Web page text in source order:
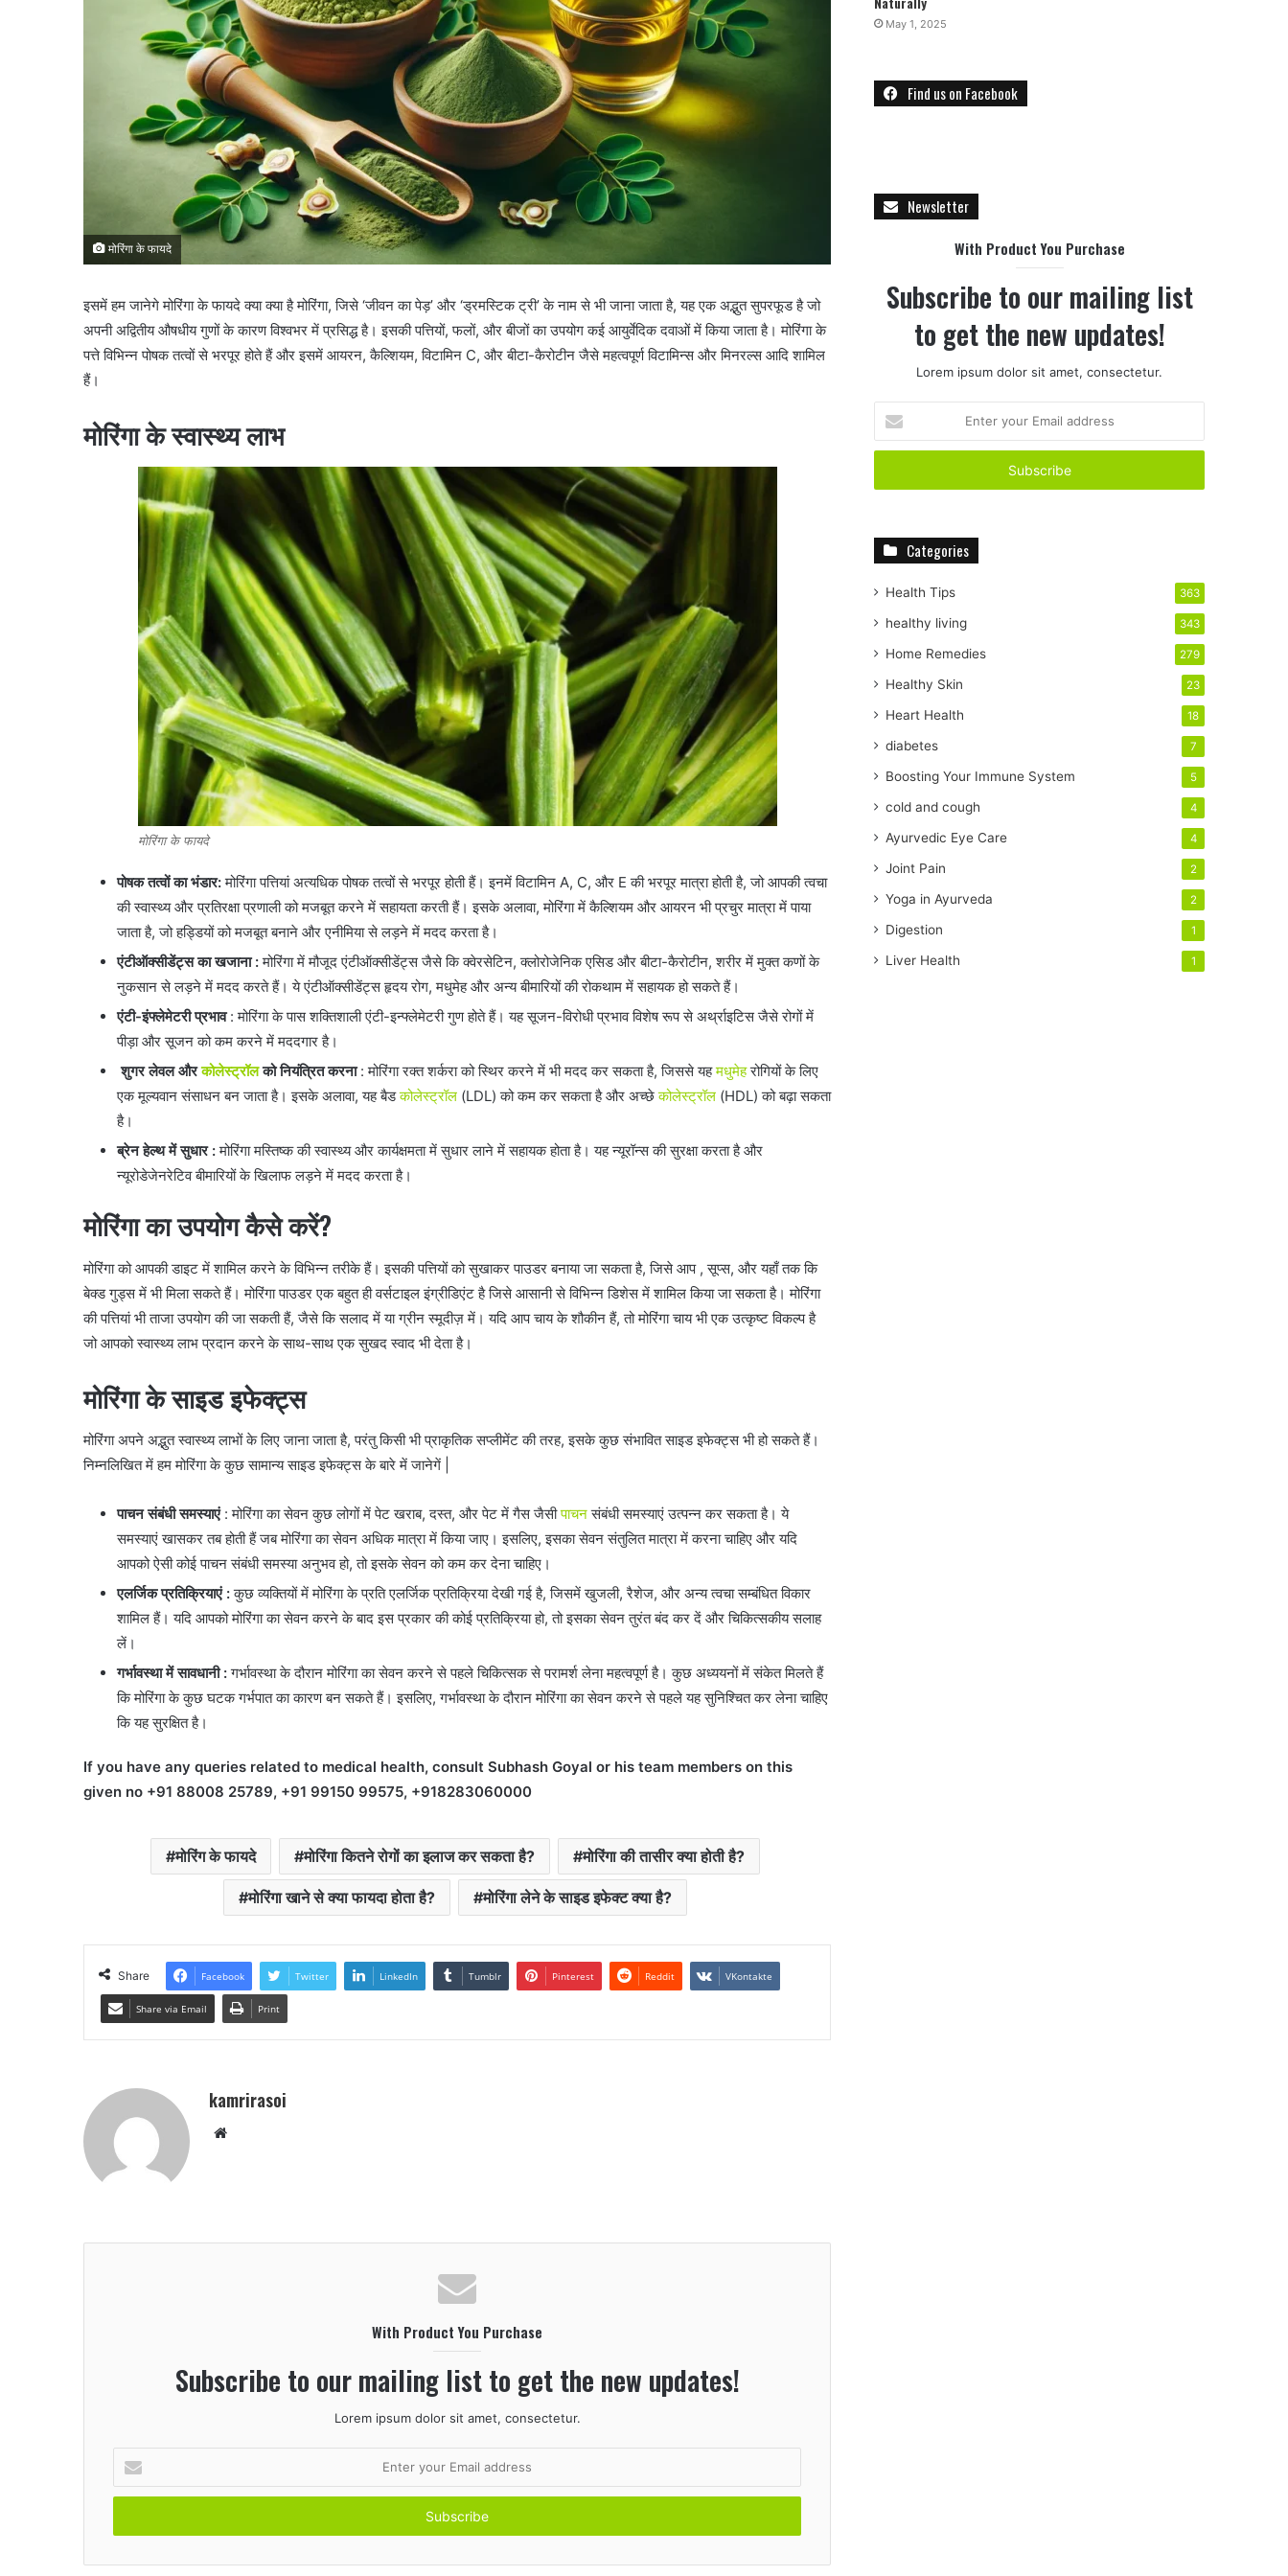
मोरिंगा के फायदे
इसमें हम जानेगे मोरिंगा के फायदे क्या क्या है मोरिंगा, जिसे ‘जीवन का पेड़’ और ‘ड्रमस्टिक ट्री’ के नाम से भी जाना जाता है, यह एक अद्भुत सुपरफूड है जो
अपनी अद्वितीय औषधीय गुणों के कारण विश्वभर में प्रसिद्ध है। इसकी पत्तियों, फलों, और बीजों का उपयोग कई आयुर्वेदिक दवाओं में किया जाता है। मोरिंगा के
पत्ते विभिन्न पोषक तत्वों से भरपूर होते हैं और इसमें आयरन, कैल्शियम, विटामिन C, और बीटा-कैरोटीन जैसे महत्वपूर्ण विटामिन्स और मिनरल्स आदि शामिल
हैं।
मोरिंगा के स्वास्थ्य लाभ
मोरिंगा के फायदे
पोषक तत्वों का भंडार:मोरिंगा पत्तियां अत्यधिक पोषक तत्वों से भरपूर होती हैं। इनमें विटामिन A, C, और E की भरपूर मात्रा होती है, जो आपकी त्वचा
की स्वास्थ्य और प्रतिरक्षा प्रणाली को मजबूत करने में सहायता करती हैं। इसके अलावा, मोरिंगा में कैल्शियम और आयरन भी प्रचुर मात्रा में पाया
जाता है, जो हड्डियों को मजबूत बनाने और एनीमिया से लड़ने में मदद करता है।
एंटीऑक्सीडेंट्स का खजाना :मोरिंगा में मौजूद एंटीऑक्सीडेंट्स जैसे कि क्वेरसेटिन, क्लोरोजेनिक एसिड और बीटा-कैरोटीन, शरीर में मुक्त कणों के
नुकसान से लड़ने में मदद करते हैं। ये एंटीऑक्सीडेंट्स हृदय रोग, मधुमेह और अन्य बीमारियों की रोकथाम में सहायक हो सकते हैं।
एंटी-इंफ्लेमेटरी प्रभाव: मोरिंगा के पास शक्तिशाली एंटी-इन्फ्लेमेटरी गुण होते हैं। यह सूजन-विरोधी प्रभाव विशेष रूप से अर्थ्राइटिस जैसे रोगों में
पीड़ा और सूजन को कम करने में मददगार है।
शुगर लेवल औरकोलेस्ट्रॉलको नियंत्रित करना: मोरिंगा रक्त शर्करा को स्थिर करने में भी मदद कर सकता है, जिससे यहमधुमेहरोगियों के लिए
एक मूल्यवान संसाधन बन जाता है। इसके अलावा, यह बैडकोलेस्ट्रॉल (LDL) को कम कर सकता है और अच्छेकोलेस्ट्रॉल (HDL) को बढ़ा सकता
है।
ब्रेन हेल्थ में सुधार :मोरिंगा मस्तिष्क की स्वास्थ्य और कार्यक्षमता में सुधार लाने में सहायक होता है। यह न्यूरॉन्स की सुरक्षा करता है और
न्यूरोडेजेनरेटिव बीमारियों के खिलाफ लड़ने में मदद करता है।
मोरिंगा का उपयोग कैसे करें?
मोरिंगा को आपकी डाइट में शामिल करने के विभिन्न तरीके हैं। इसकी पत्तियों को सुखाकर पाउडर बनाया जा सकता है, जिसे आप , सूप्स, और यहाँ तक कि
बेक्ड गुड्स में भी मिला सकते हैं। मोरिंगा पाउडर एक बहुत ही वर्सटाइल इंग्रीडिएंट है जिसे आसानी से विभिन्न डिशेस में शामिल किया जा सकता है। मोरिंगा
की पत्तियां भी ताजा उपयोग की जा सकती हैं, जैसे कि सलाद में या ग्रीन स्मूदीज़ में। यदि आप चाय के शौकीन हैं, तो मोरिंगा चाय भी एक उत्कृष्ट विकल्प है
जो आपको स्वास्थ्य लाभ प्रदान करने के साथ-साथ एक सुखद स्वाद भी देता है।
मोरिंगा के साइड इफेक्ट्स
मोरिंगा अपने अद्भुत स्वास्थ्य लाभों के लिए जाना जाता है, परंतु किसी भी प्राकृतिक सप्लीमेंट की तरह, इसके कुछ संभावित साइड इफेक्ट्स भी हो सकते हैं।
निम्नलिखित में हम मोरिंगा के कुछ सामान्य साइड इफेक्ट्स के बारे में जानेगें |
पाचन संबंधी समस्याएं: मोरिंगा का सेवन कुछ लोगों में पेट खराब, दस्त, और पेट में गैस जैसीपाचनसंबंधी समस्याएं उत्पन्न कर सकता है। ये
समस्याएं खासकर तब होती हैं जब मोरिंगा का सेवन अधिक मात्रा में किया जाए। इसलिए, इसका सेवन संतुलित मात्रा में करना चाहिए और यदि
आपको ऐसी कोई पाचन संबंधी समस्या अनुभव हो, तो इसके सेवन को कम कर देना चाहिए।
एलर्जिक प्रतिक्रियाएं :कुछ व्यक्तियों में मोरिंगा के प्रति एलर्जिक प्रतिक्रिया देखी गई है, जिसमें खुजली, रैशेज, और अन्य त्वचा सम्बंधित विकार
शामिल हैं। यदि आपको मोरिंगा का सेवन करने के बाद इस प्रकार की कोई प्रतिक्रिया हो, तो इसका सेवन तुरंत बंद कर दें और चिकित्सकीय सलाह
लें।
गर्भावस्था में सावधानी :गर्भावस्था के दौरान मोरिंगा का सेवन करने से पहले चिकित्सक से परामर्श लेना महत्वपूर्ण है। कुछ अध्ययनों में संकेत मिलते हैं
कि मोरिंगा के कुछ घटक गर्भपात का कारण बन सकते हैं। इसलिए, गर्भावस्था के दौरान मोरिंगा का सेवन करने से पहले यह सुनिश्चित कर लेना चाहिए
कि यह सुरक्षित है।
If you have any queries related to medical health, consult Subhash Goyal or his team members on this
given no +91 88008 25789, +91 99150 99575, +918283060000
मोरिंग के फायदे मोरिंगा कितने रोगों का इलाज कर सकता है? मोरिंगा की तासीर क्या होती है?
मोरिंगा खाने से क्या फायदा होता है? मोरिंगा लेने के साइड इफेक्ट क्या है?
Share Facebook Twitter LinkedIn Tumblr Pinterest Reddit VKontakte
Share via Email Print
kamrirasoi
t
With Product You Purchase
Subscribe to our mailing list to get the new updates!
Lorem ipsum dolor sit amet, consectetur.
t
r
May 1, 2025
Find us on Facebook
Newsletter
With Product You Purchase
Subscribe to our mailing list
to get the new updates!
Lorem ipsum dolor sit amet, consectetur.
t
r
E
i
a
d
r
e
s
Categories
Health Tips 363
healthy living 343
Home Remedies 279
Healthy Skin 23
Heart Health 18
diabetes 7
Boosting Your Immune System 5
cold and cough 4
Ayurvedic Eye Care 4
Joint Pain 2
Yoga in Ayurveda 2
Digestion 1
Liver Health 1